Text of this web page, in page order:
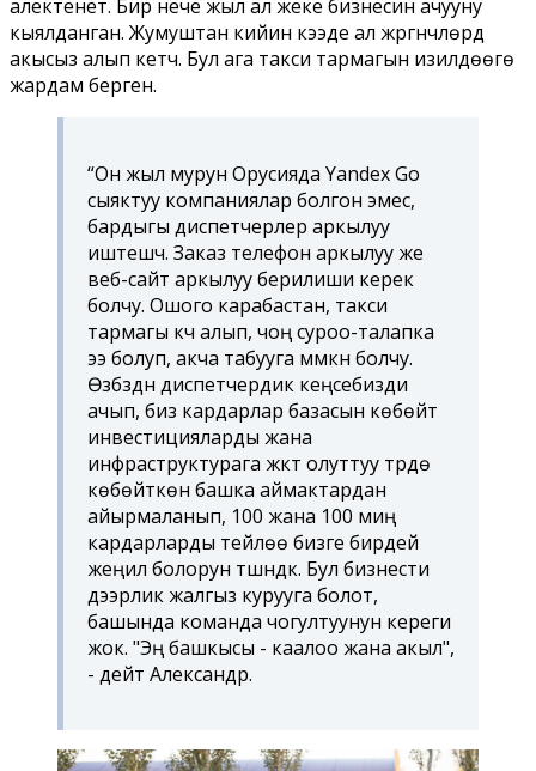
алектенет. Бир нече жыл ал жеке бизнесин ачууну
кыялданган. Жумуштан кийин кээде ал жүргүнчүлөрдү
акысыз алып кетчү. Бул ага такси тармагын изилдөөгө
жардам берген.
“Он жыл мурун Орусияда Yandex Go
сыяктуу компаниялар болгон эмес,
бардыгы диспетчерлер аркылуу
иштешчү. Заказ телефон аркылуу же
веб-сайт аркылуу берилиши керек
болчу. Ошого карабастан, такси
тармагы күч алып, чоң суроо-талапка
ээ болуп, акча табууга мүмкүн болчу.
Өзүбүздүн диспетчердик кеңсебизди
ачып, биз кардарлар базасын көбөйтүү
инвестицияларды жана
инфраструктурага жүктү олуттуу түрдө
көбөйткөн башка аймактардан
айырмаланып, 100 жана 100 миң
кардарларды тейлөө бизге бирдей
жеңил болорун түшүндүк. Бул бизнести
дээрлик жалгыз курууга болот,
башында команда чогултуунун кереги
жок. "Эң башкысы - каалоо жана акыл",
- дейт Александр.